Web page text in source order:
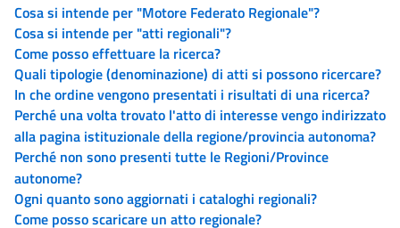
Cosa si intende per "Motore Federato Regionale"?
Cosa si intende per "atti regionali"?
Come posso effettuare la ricerca?
Quali tipologie (denominazione) di atti si possono ricercare?
In che ordine vengono presentati i risultati di una ricerca?
Perché una volta trovato l'atto di interesse vengo indirizzato
alla pagina istituzionale della regione/provincia autonoma?
Perché non sono presenti tutte le Regioni/Province
autonome?
Ogni quanto sono aggiornati i cataloghi regionali?
Come posso scaricare un atto regionale?